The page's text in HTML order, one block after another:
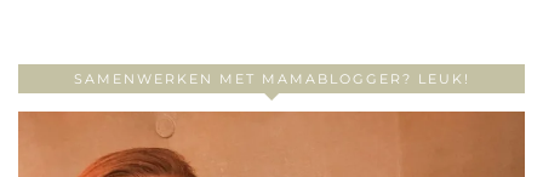
SAMENWERKEN MET MAMABLOGGER? LEUK!